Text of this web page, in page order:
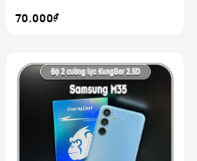
70.000₫